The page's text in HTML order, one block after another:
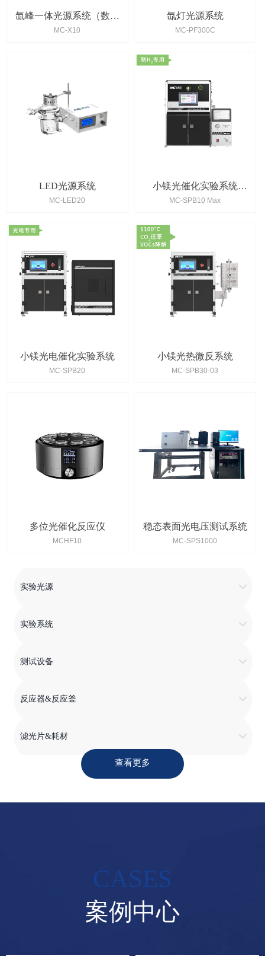
氙峰一体光源系统（数控
版）
MC-X10
氙灯光源系统
MC-PF300C
LED光源系统
MC-LED20
小镁光催化实验系统
（TCD版）
MC-SPB10 Max
小镁光电催化实验系统
MC-SPB20
小镁光热微反系统
MC-SPB30-03
多位光催化反应仪
MCHF10
稳态表面光电压测试系统
MC-SPS1000
实验光源
实验系统
测试设备
反应器&反应釜
滤光片&耗材
查看更多
案例中心
CASES